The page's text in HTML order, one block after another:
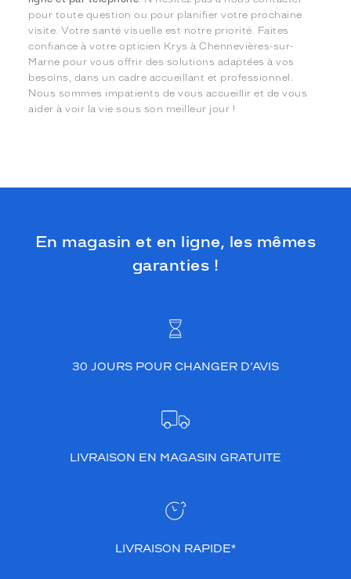
pour toute question ou pour planifier votre prochaine
visite. Votre santé visuelle est notre priorité. Faites
confiance à votre opticien Krys à Chennevières-sur-
Marne pour vous offrir des solutions adaptées à vos
besoins, dans un cadre accueillant et professionnel.
Nous sommes impatients de vous accueillir et de vous
aider à voir la vie sous son meilleur jour !
En magasin et en ligne, les mêmes
garanties !
30 JOURS POUR CHANGER D’AVIS
LIVRAISON EN MAGASIN GRATUITE
LIVRAISON RAPIDE*